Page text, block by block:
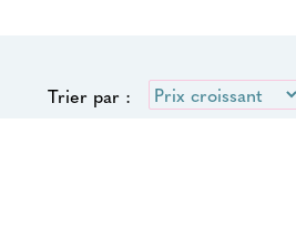
Trier par :